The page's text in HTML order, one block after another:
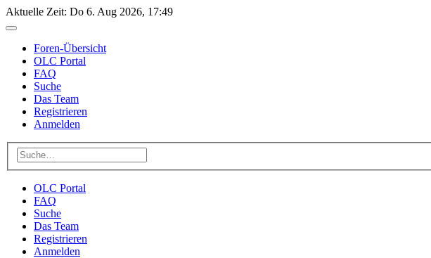
Aktuelle Zeit: Do 6. Aug 2026, 17:49
Foren-Übersicht
OLC Portal
FAQ
Suche
Das Team
Registrieren
Anmelden
OLC Portal
FAQ
Suche
Das Team
Registrieren
Anmelden